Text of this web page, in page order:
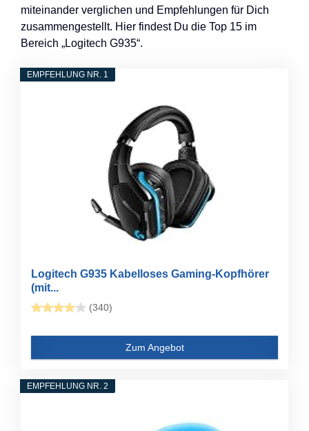
miteinander verglichen und Empfehlungen für Dich
zusammengestellt. Hier findest Du die Top 15 im
Bereich „Logitech G935“.
EMPFEHLUNG NR. 1
Logitech G935 Kabelloses Gaming-Kopfhörer
(mit...
(340)
Zum Angebot
EMPFEHLUNG NR. 2